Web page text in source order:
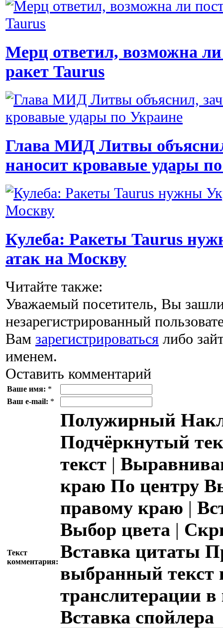
Мерц ответил, возможна
ракет Taurus
Глава МИД Литвы
наносит кровавые удары
Кулеба: Ракеты Taurus
атак на Москву
Читайте также:
Уважаемый посетитель, Вы
незарегистрированный
Вам зарегистрироваться либо
именем.
Оставить комментарий
Ваше имя: *
Ваш e-mail: *
Текст
комментария:
Полужирный
Подчёркнутый
текст |
краю По центру
правому краю |
Выбор цвета |
Вставка цитаты
выбранный текст
транслитерации
Вставка спойлера